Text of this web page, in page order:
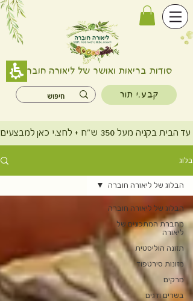
#recipes
סודות בריאות ואושר של ליאורה חוברה
קבע.י תור
ש"ח + לחצ.י כאן למבצעים
בלוג
הבלוג של ליאורה חוברה
מחברת המתכונים של
ליאורה
תזונה הוליסטית
מזונות סירטפוד
מרקים
בשרים ודגים
הבלוג של ליאורה חוברה